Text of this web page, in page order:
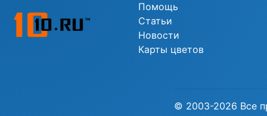
Помощь
Статьи
Новости
Карты цветов
© 2003-2026 Все